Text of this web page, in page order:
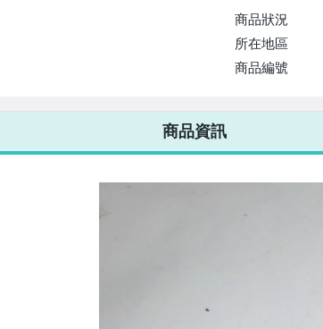
商品狀況
所在地區
商品編號
商品資訊